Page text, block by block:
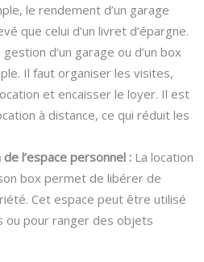
le rendement d’un garage
que celui d’un livret d’épargne.
gestion d’un garage ou d’un box
Il faut organiser les visites,
et encaisser le loyer. Il est
à distance, ce qui réduit les
l’espace personnel : La location
box permet de libérer de
Cet espace peut être utilisé
ou pour ranger des objets